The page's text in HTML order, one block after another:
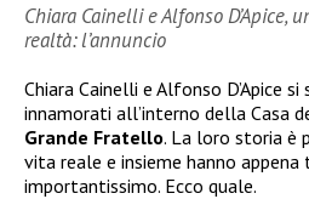
Chiara Cainelli e Alfonso D’Apice,
realtà: l’annuncio
Chiara Cainelli e Alfonso D’Apice
innamorati all’interno della Casa
Grande Fratello. La loro storia è
vita reale e insieme hanno
importantissimo. Ecco quale.